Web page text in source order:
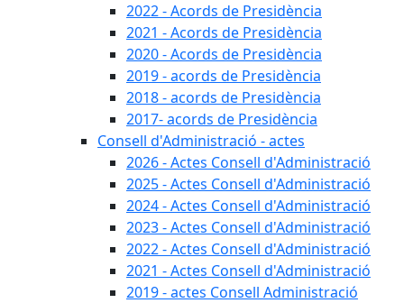
2022 - Acords de Presidència
2021 - Acords de Presidència
2020 - Acords de Presidència
2019 - acords de Presidència
2018 - acords de Presidència
2017- acords de Presidència
Consell d'Administració - actes
2026 - Actes Consell d'Administració
2025 - Actes Consell d'Administració
2024 - Actes Consell d'Administració
2023 - Actes Consell d'Administració
2022 - Actes Consell d'Administració
2021 - Actes Consell d'Administració
2019 - actes Consell Administració